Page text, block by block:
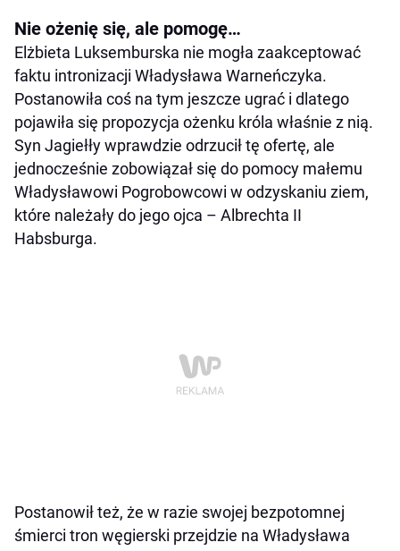
Nie ożenię się, ale pomogę…
Elżbieta Luksemburska nie mogła zaakceptować
faktu intronizacji Władysława Warneńczyka.
Postanowiła coś na tym jeszcze ugrać i dlatego
pojawiła się propozycja ożenku króla właśnie z nią.
Syn Jagiełły wprawdzie odrzucił tę ofertę, ale
jednocześnie zobowiązał się do pomocy małemu
Władysławowi Pogrobowcowi w odzyskaniu ziem,
które należały do jego ojca – Albrechta II
Habsburga.
Postanowił też, że w razie swojej bezpotomnej
śmierci tron węgierski przejdzie na Władysława